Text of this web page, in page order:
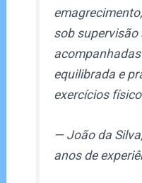
sob supervisão
equilibrada e
exercícios
— João da
anos de